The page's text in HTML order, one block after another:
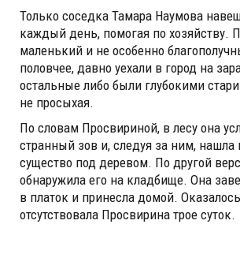
Только соседка Тамара Наумова
каждый день, помогая по хозяйству.
маленький и не особенно
половчее, давно уехали в город на
остальные либо были глубокими
не просыхая.
По словам Просвириной, в лесу она
странный зов и, следуя за ним, нашла
существо под деревом. По другой
обнаружила его на кладбище. Она
в платок и принесла домой.
отсутствовала Просвирина трое суток.